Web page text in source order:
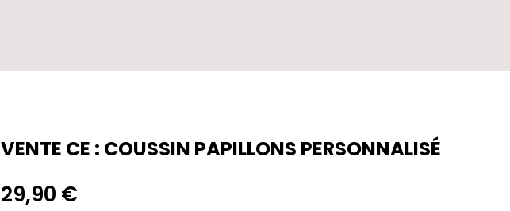
VENTE CE : COUSSIN PAPILLONS PERSONNALISÉ
29,90 €